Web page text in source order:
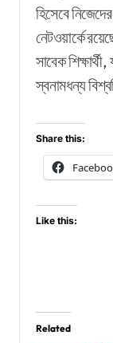
হিসেবে
নেটওয়ার্কে
সাবেক
স্বনামধন্য
Share this:
Like this:
Related